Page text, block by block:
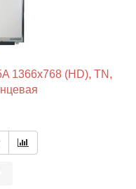
1366x768 (HD), TN,